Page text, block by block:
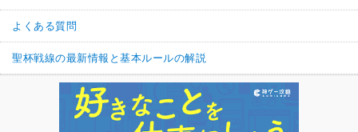
よくある質問
聖杯戦線の最新情報と基本ルールの解説